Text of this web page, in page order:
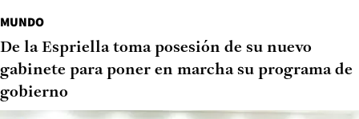
MUNDO
De la Espriella toma posesión de su nuevo
gabinete para poner en marcha su programa de
gobierno